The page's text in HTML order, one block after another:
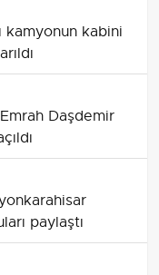
kamyonun kabini
Daşdemir
paylaştı